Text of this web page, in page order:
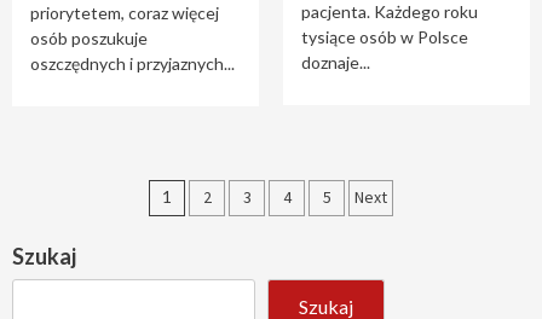
priorytetem, coraz więcej
osób poszukuje
oszczędnych i przyjaznych...
pacjenta. Każdego roku
tysiące osób w Polsce
doznaje...
Stronicowanie
1 2 3 4 5 Next
Szukaj
Szukaj